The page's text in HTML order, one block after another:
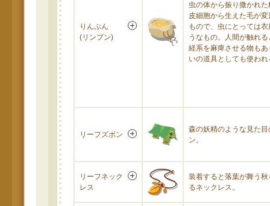
りんぷん
(リンプン)
虫の体から振り撒かれた
皮細胞から生えた毛が変
もので、虫にとっては
うなもの。人間が触れ
経系を麻痺させる物もあ
いの道具としても使われ
リーフズボン
森の妖精のような見た目
ン。
リーフネック
レス
装着すると落葉が舞う秋
るネックレス。